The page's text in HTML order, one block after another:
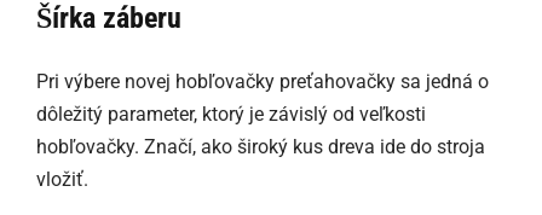
Šírka záberu
Pri výbere novej hobľovačky preťahovačky sa jedná o
dôležitý parameter, ktorý je závislý od veľkosti
hobľovačky. Značí, ako široký kus dreva ide do stroja
vložiť.